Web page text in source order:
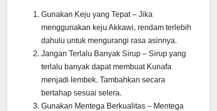
Gunakan Keju yang Tepat – Jika
menggunakan keju Akkawi, rendam terlebih
dahulu untuk mengurangi rasa asinnya.
Jangan Terlalu Banyak Sirup – Sirup yang
terlalu banyak dapat membuat Kunafa
menjadi lembek. Tambahkan secara
bertahap sesuai selera.
Gunakan Mentega Berkualitas – Mentega